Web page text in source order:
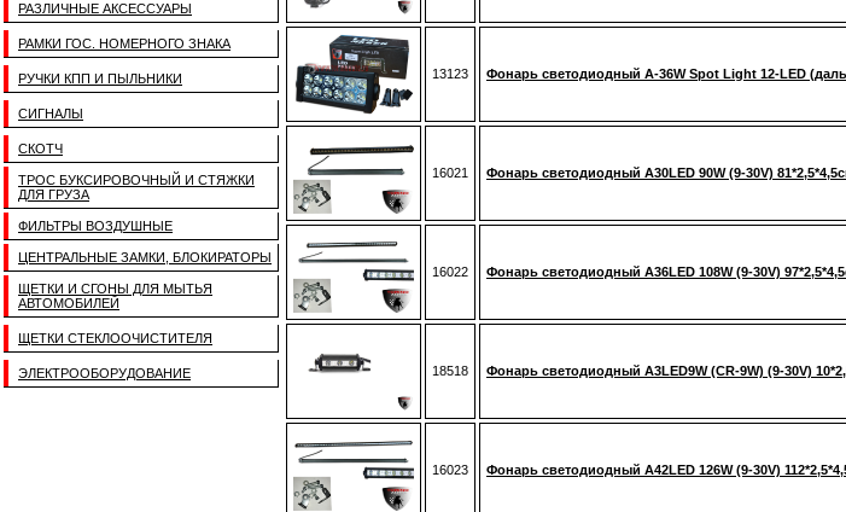
РАЗЛИЧНЫЕ АКСЕССУАРЫ
РАМКИ ГОС. НОМЕРНОГО ЗНАКА
РУЧКИ КПП И ПЫЛЬНИКИ
СИГНАЛЫ
СКОТЧ
ТРОС БУКСИРОВОЧНЫЙ И СТЯЖКИ
ДЛЯ ГРУЗА
ФИЛЬТРЫ ВОЗДУШНЫЕ
ЦЕНТРАЛЬНЫЕ ЗАМКИ, БЛОКИРАТОРЫ
ЩЕТКИ И СГОНЫ ДЛЯ МЫТЬЯ
АВТОМОБИЛЕЙ
ЩЕТКИ СТЕКЛООЧИСТИТЕЛЯ
ЭЛЕКТРООБОРУДОВАНИЕ
13123 Фонарь светодиодный A-36W Spot Light 12-LED
16021 Фонарь светодиодный A30LED 90W (9-30V)
16022 Фонарь светодиодный A36LED 108W (9-30V)
18518 Фонарь светодиодный A3LED9W (CR-9W) (9-30V)
16023 Фонарь светодиодный A42LED 126W (9-30V)